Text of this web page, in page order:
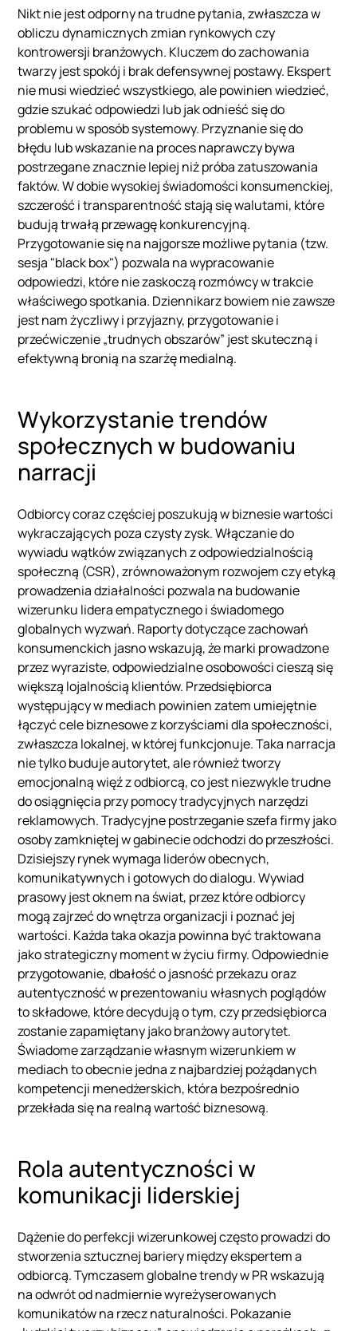
Nikt nie jest odporny na trudne pytania, zwłaszcza w
obliczu dynamicznych zmian rynkowych czy
kontrowersji branżowych. Kluczem do zachowania
twarzy jest spokój i brak defensywnej postawy. Ekspert
nie musi wiedzieć wszystkiego, ale powinien wiedzieć,
gdzie szukać odpowiedzi lub jak odnieść się do
problemu w sposób systemowy. Przyznanie się do
błędu lub wskazanie na proces naprawczy bywa
postrzegane znacznie lepiej niż próba zatuszowania
faktów. W dobie wysokiej świadomości konsumenckiej,
szczerość i transparentność stają się walutami, które
budują trwałą przewagę konkurencyjną.
Przygotowanie się na najgorsze możliwe pytania (tzw.
sesja "black box") pozwala na wypracowanie
odpowiedzi, które nie zaskoczą rozmówcy w trakcie
właściwego spotkania. Dziennikarz bowiem nie zawsze
jest nam życzliwy i przyjazny, przygotowanie i
przećwiczenie „trudnych obszarów” jest skuteczną i
efektywną bronią na szarżę medialną.
Wykorzystanie trendów
społecznych w budowaniu
narracji
Odbiorcy coraz częściej poszukują w biznesie wartości
wykraczających poza czysty zysk. Włączanie do
wywiadu wątków związanych z odpowiedzialnością
społeczną (CSR), zrównoważonym rozwojem czy etyką
prowadzenia działalności pozwala na budowanie
wizerunku lidera empatycznego i świadomego
globalnych wyzwań. Raporty dotyczące zachowań
konsumenckich jasno wskazują, że marki prowadzone
przez wyraziste, odpowiedzialne osobowości cieszą się
większą lojalnością klientów. Przedsiębiorca
występujący w mediach powinien zatem umiejętnie
łączyć cele biznesowe z korzyściami dla społeczności,
zwłaszcza lokalnej, w której funkcjonuje. Taka narracja
nie tylko buduje autorytet, ale również tworzy
emocjonalną więź z odbiorcą, co jest niezwykle trudne
do osiągnięcia przy pomocy tradycyjnych narzędzi
reklamowych. Tradycyjne postrzeganie szefa firmy jako
osoby zamkniętej w gabinecie odchodzi do przeszłości.
Dzisiejszy rynek wymaga liderów obecnych,
komunikatywnych i gotowych do dialogu. Wywiad
prasowy jest oknem na świat, przez które odbiorcy
mogą zajrzeć do wnętrza organizacji i poznać jej
wartości. Każda taka okazja powinna być traktowana
jako strategiczny moment w życiu firmy. Odpowiednie
przygotowanie, dbałość o jasność przekazu oraz
autentyczność w prezentowaniu własnych poglądów
to składowe, które decydują o tym, czy przedsiębiorca
zostanie zapamiętany jako branżowy autorytet.
Świadome zarządzanie własnym wizerunkiem w
mediach to obecnie jedna z najbardziej pożądanych
kompetencji menedżerskich, która bezpośrednio
przekłada się na realną wartość biznesową.
Rola autentyczności w
komunikacji liderskiej
Dążenie do perfekcji wizerunkowej często prowadzi do
stworzenia sztucznej bariery między ekspertem a
odbiorcą. Tymczasem globalne trendy w PR wskazują
na odwrót od nadmiernie wyreżyserowanych
komunikatów na rzecz naturalności. Pokazanie